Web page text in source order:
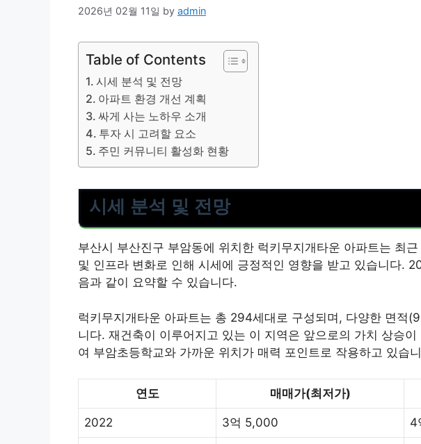
2026년 02월 11일 by admin
Table of Contents
시세 분석 및 전망
아파트 환경 개선 계획
싸게 사는 노하우 소개
투자 시 고려할 요소
주민 커뮤니티 활성화 현황
시세 분석 및 전망
부산시 부산진구 부암동에 위치한 럭키무지개타운 아파트는 최
및 인프라 변화로 인해 시세에 긍정적인 영향을 받고 있습니다.
음과 같이 요약할 수 있습니다.
럭키무지개타운 아파트는 총 294세대로 구성되며, 다양한 면적
니다. 재건축이 이루어지고 있는 이 지역은 앞으로의 가치 상승
여 부암초등학교와 가까운 위치가 매력 포인트로 작용하고 있습
연도 매매가(최저가)
2022 3억 5,000 4